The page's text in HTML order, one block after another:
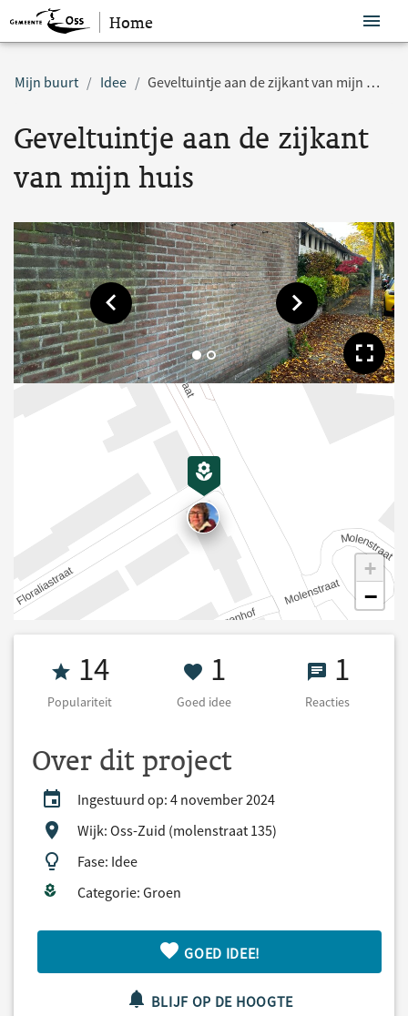
Sla navigatie over
Home
Mijn buurt Idee Geveltuintje aan de zijkant van mijn huis
Geveltuintje aan de zijkant
van mijn huis
Toon vorige afbeelding Toon volgende
+
−
Populariteit 14
14
Populariteit
1 Goed idee
1
Goed idee
1 1
Reacties
Over dit project
Ingestuurd op: 4 november 2024
Wijk: Oss-Zuid (molenstraat 135)
Fase: Idee
Categorie: Groen
GOED IDEE!
BLIJF OP DE HOOGTE